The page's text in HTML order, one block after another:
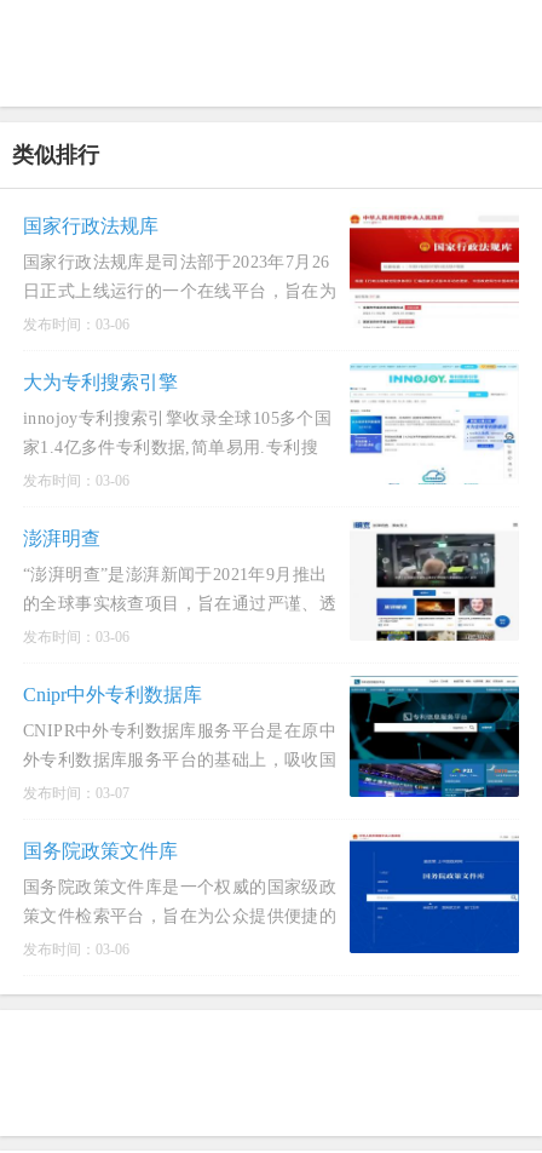
类似排行
国家行政法规库
国家行政法规库是司法部于2023年7月26
日正式上线运行的一个在线平台，旨在为
公众提供现行有效的行政法规以及历次修
发布时间：03-06
大为专利搜索引擎
innojoy专利搜索引擎收录全球105多个国
家1.4亿多件专利数据,简单易用.专利搜
索,innojoy专利搜索,中文专利搜索引擎,专
发布时间：03-06
澎湃明查
“澎湃明查”是澎湃新闻于2021年9月推出
的全球事实核查项目，旨在通过严谨、透
明、讲求逻辑的溯源核查，对国际新闻热
发布时间：03-06
Cnipr中外专利数据库
CNIPR中外专利数据库服务平台是在原中
外专利数据库服务平台的基础上，吸收国
内外先进专利检索系统的优点，采用国内
发布时间：03-07
国务院政策文件库
国务院政策文件库是一个权威的国家级政
策文件检索平台，旨在为公众提供便捷的
政策文件查询服务。该文件库收录了国务
发布时间：03-06